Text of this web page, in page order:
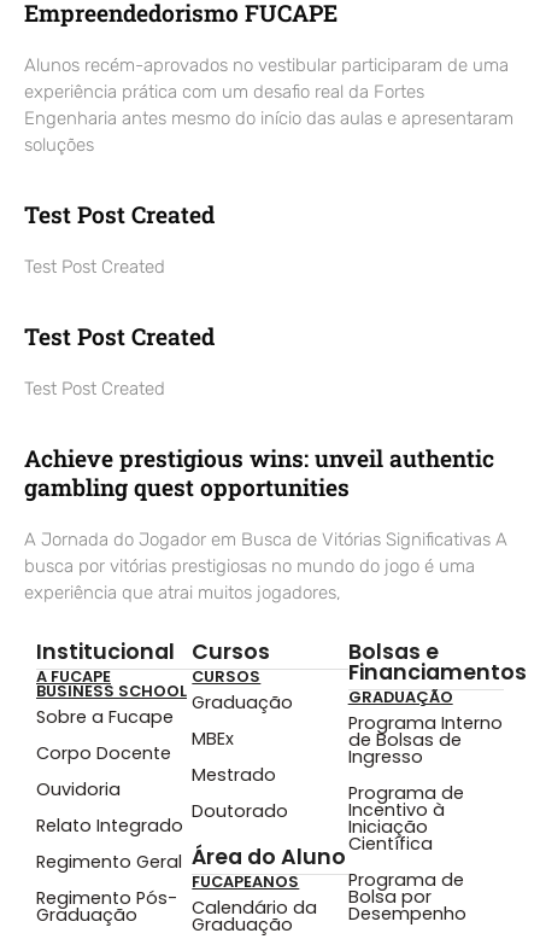
Empreendedorismo FUCAPE
Alunos recém-aprovados no vestibular participaram de uma
experiência prática com um desafio real da Fortes
Engenharia antes mesmo do início das aulas e apresentaram
soluções
Test Post Created
Test Post Created
Test Post Created
Test Post Created
Achieve prestigious wins: unveil authentic
gambling quest opportunities
A Jornada do Jogador em Busca de Vitórias Significativas A
busca por vitórias prestigiosas no mundo do jogo é uma
experiência que atrai muitos jogadores,
Institucional
A FUCAPE
BUSINESS SCHOOL
Sobre a Fucape
Corpo Docente
Ouvidoria
Relato Integrado
Regimento Geral
Regimento Pós-
Graduação
Cursos
CURSOS
Graduação
MBEx
Mestrado
Doutorado
Área do Aluno
FUCAPEANOS
Calendário da
Graduação
Bolsas e
Financiamentos
GRADUAÇÃO
Programa Interno
de Bolsas de
Ingresso
Programa de
Incentivo à
Iniciação
Científica
Programa de
Bolsa por
Desempenho